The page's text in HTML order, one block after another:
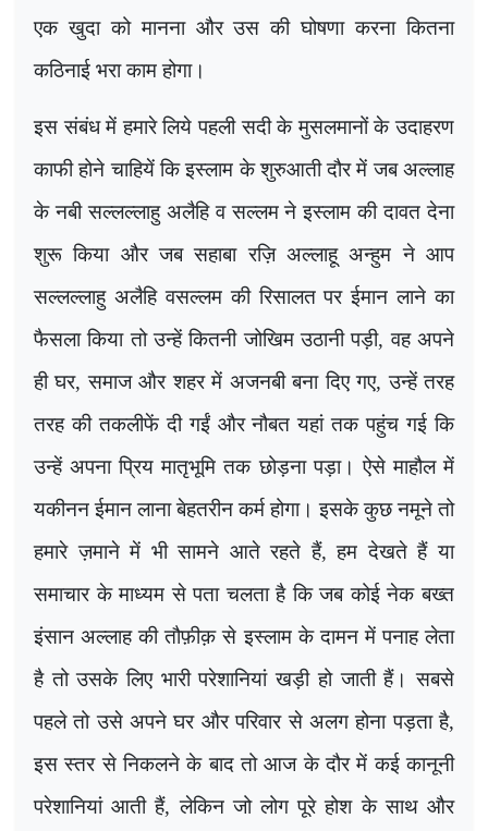
एक खुदा को मानना और उस की घोषणा करना कितना
कठिनाई भरा काम होगा।
इस संबंध में हमारे लिये पहली सदी के मुसलमानों के उदाहरण
काफी होने चाहियें कि इस्लाम के शुरुआती दौर में जब अल्लाह
के नबी सल्लल्लाहु अलैहि व सल्लम ने इस्लाम की दावत देना
शुरू किया और जब सहाबा रज़ि अल्लाहू अन्हुम ने आप
सल्लल्लाहु अलैहि वसल्लम की रिसालत पर ईमान लाने का
फैसला किया तो उन्हें कितनी जोखिम उठानी पड़ी,वह अपने
ही घर,समाज और शहर में अजनबी बना दिए गए,उन्हें तरह
तरह की तकलीफें दी गईं और नौबत यहां तक पहुंच गई कि
उन्हें अपना प्रिय मातृभूमि तक छोड़ना पड़ा। ऐसे माहौल में
यकीनन ईमान लाना बेहतरीन कर्म होगा। इसके कुछ नमूने तो
हमारे ज़माने में भी सामने आते रहते हैं,हम देखते हैं या
समाचार के माध्यम से पता चलता है कि जब कोई नेक बख्त
इंसान अल्लाह की तौफ़ीक़ से इस्लाम के दामन में पनाह लेता
है तो उसके लिए भारी परेशानियां खड़ी हो जाती हैं। सबसे
पहले तो उसे अपने घर और परिवार से अलग होना पड़ता है,
इस स्तर से निकलने के बाद तो आज के दौर में कई कानूनी
परेशानियां आती हैं,लेकिन जो लोग पूरे होश के साथ और